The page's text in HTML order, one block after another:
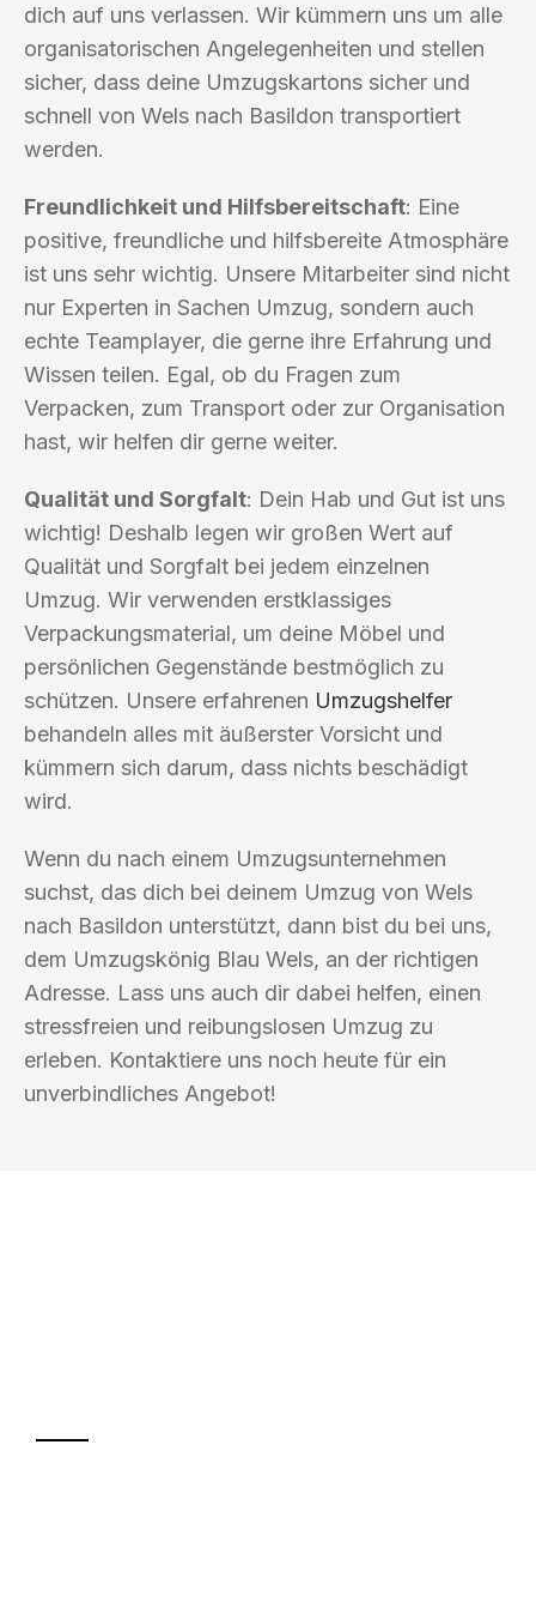
dich auf uns verlassen. Wir kümmern uns um alle
organisatorischen Angelegenheiten und stellen
sicher, dass deine Umzugskartons sicher und
schnell von Wels nach Basildon transportiert
werden.
Freundlichkeit und Hilfsbereitschaft: Eine
positive, freundliche und hilfsbereite Atmosphäre
ist uns sehr wichtig. Unsere Mitarbeiter sind nicht
nur Experten in Sachen Umzug, sondern auch
echte Teamplayer, die gerne ihre Erfahrung und
Wissen teilen. Egal, ob du Fragen zum
Verpacken, zum Transport oder zur Organisation
hast, wir helfen dir gerne weiter.
Qualität und Sorgfalt: Dein Hab und Gut ist uns
wichtig! Deshalb legen wir großen Wert auf
Qualität und Sorgfalt bei jedem einzelnen
Umzug. Wir verwenden erstklassiges
Verpackungsmaterial, um deine Möbel und
persönlichen Gegenstände bestmöglich zu
schützen. Unsere erfahrenen Umzugshelfer
behandeln alles mit äußerster Vorsicht und
kümmern sich darum, dass nichts beschädigt
wird.
Wenn du nach einem Umzugsunternehmen
suchst, das dich bei deinem Umzug von Wels
nach Basildon unterstützt, dann bist du bei uns,
dem Umzugskönig Blau Wels, an der richtigen
Adresse. Lass uns auch dir dabei helfen, einen
stressfreien und reibungslosen Umzug zu
erleben. Kontaktiere uns noch heute für ein
unverbindliches Angebot!